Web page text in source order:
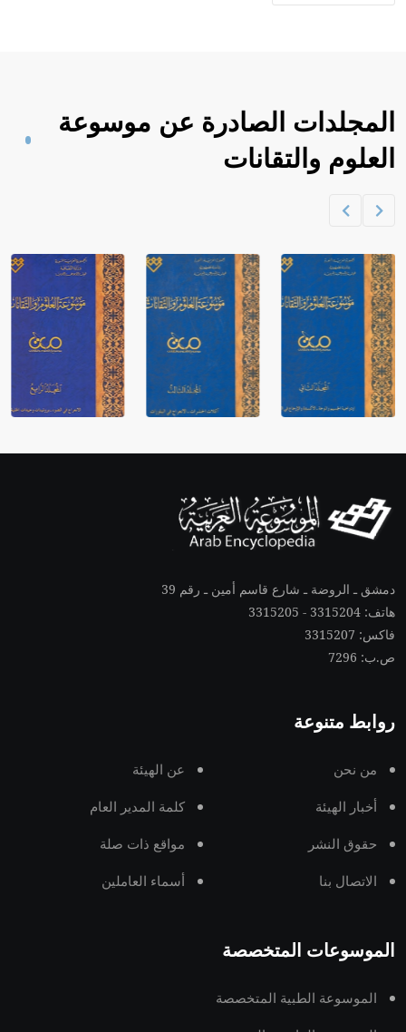
المجلدات الصادرة عن موسوعة
العلوم والتقانات
دمشق ـ الروضة ـ شارع قاسم أمين ـ رقم 39
هاتف: 3315204 - 3315205
فاكس: 3315207
ص.ب: 7296
روابط متنوعة
من نحن عن الهيئة
أخبار الهيئة كلمة المدير العام
حقوق النشر مواقع ذات صلة
الاتصال بنا أسماء العاملين
الموسوعات المتخصصة
الموسوعة الطبية المتخصصة